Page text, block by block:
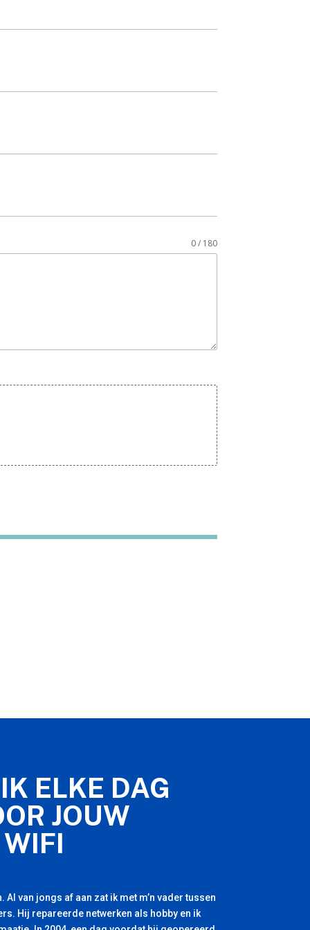
0 / 180
ELKE DAG
JOUW
Al van jongs af aan zat ik met m’n vader tussen
Hij repareerde netwerken als hobby en ik